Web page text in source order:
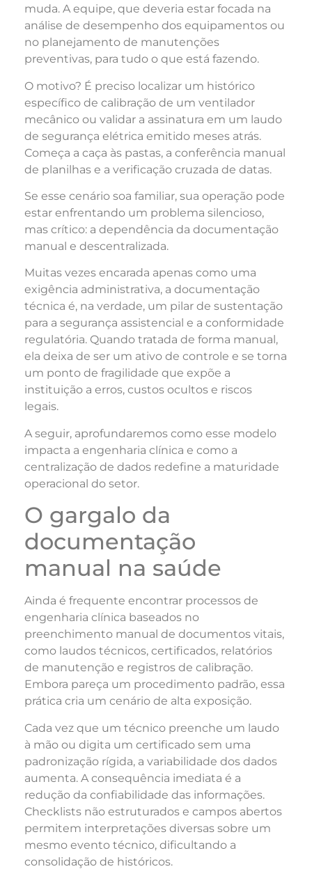
muda. A equipe, que deveria estar focada na
análise de desempenho dos equipamentos ou
no planejamento de manutenções
preventivas, para tudo o que está fazendo.
O motivo? É preciso localizar um histórico
específico de calibração de um ventilador
mecânico ou validar a assinatura em um laudo
de segurança elétrica emitido meses atrás.
Começa a caça às pastas, a conferência manual
de planilhas e a verificação cruzada de datas.
Se esse cenário soa familiar, sua operação pode
estar enfrentando um problema silencioso,
mas crítico: a dependência da documentação
manual e descentralizada.
Muitas vezes encarada apenas como uma
exigência administrativa, a documentação
técnica é, na verdade, um pilar de sustentação
para a segurança assistencial e a conformidade
regulatória. Quando tratada de forma manual,
ela deixa de ser um ativo de controle e se torna
um ponto de fragilidade que expõe a
instituição a erros, custos ocultos e riscos
legais.
A seguir, aprofundaremos como esse modelo
impacta a engenharia clínica e como a
centralização de dados redefine a maturidade
operacional do setor.
O gargalo da
documentação
manual na saúde
Ainda é frequente encontrar processos de
engenharia clínica baseados no
preenchimento manual de documentos vitais,
como laudos técnicos, certificados, relatórios
de manutenção e registros de calibração.
Embora pareça um procedimento padrão, essa
prática cria um cenário de alta exposição.
Cada vez que um técnico preenche um laudo
à mão ou digita um certificado sem uma
padronização rígida, a variabilidade dos dados
aumenta. A consequência imediata é a
redução da confiabilidade das informações.
Checklists não estruturados e campos abertos
permitem interpretações diversas sobre um
mesmo evento técnico, dificultando a
consolidação de históricos.